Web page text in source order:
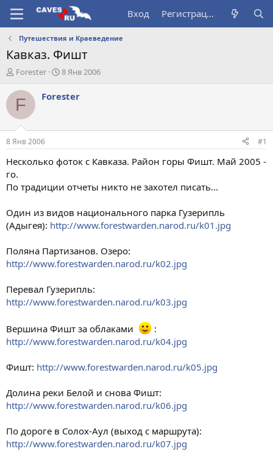
Вход Регистрация
Путешествия и Краеведение
Кавказ. Фишт
А
т
о
т
е
м
ы
Forester
Д
т
а
л
8 Янв 2006
F Forester
8 Янв 2006 #1
Несколько фоток с Кавказа. Район горы Фишт. Май 2005 -
го.
По традиции отчеты никто не захотел писать...
Один из видов национального парка Гузерипль
(Адыгея): http://www.forestwarden.narod.ru/k01.jpg
Поляна Партизанов. Озеро:
http://www.forestwarden.narod.ru/k02.jpg
Перевал Гузерипль:
http://www.forestwarden.narod.ru/k03.jpg
Вершина Фишт за облаками
:
http://www.forestwarden.narod.ru/k04.jpg
Фишт: http://www.forestwarden.narod.ru/k05.jpg
Долина реки Белой и снова Фишт:
http://www.forestwarden.narod.ru/k06.jpg
По дороге в Солох-Аул (выход с маршрута):
http://www.forestwarden.narod.ru/k07.jpg